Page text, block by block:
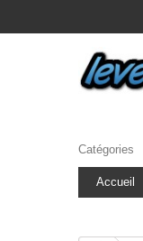
Catégories
Accueil